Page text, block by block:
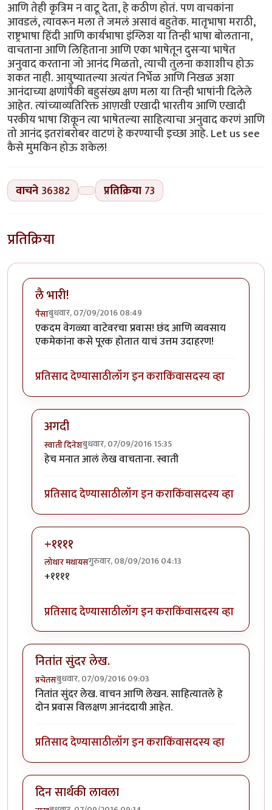
वाचने 36382 प्रतिक्रिया 73
प्रतिक्रिया
लै भारी!
पैसाबुधवार, 07/09/2016 08:49
एकदम वेगळ्या वाटेवरचा प्रवास! छंद आणि व्यवसाय
एकमेकांना कसे पूरक होतात याचं उत्तम उदाहरण!
प्रतिसाद देण्यासाठीलॉग इन कराकिंवासदस्य व्हा
अगदी
स्वाती दिनेशबुधवार, 07/09/2016 15:35
In reply toलै भारी!byपैसा
हेच मनात आलं लेख वाचताना. स्वाती
प्रतिसाद देण्यासाठीलॉग इन कराकिंवासदस्य व्हा
+११११
लोथार मथायसगुरुवार, 08/09/2016 04:13
In reply to
+११११
प्रतिसाद देण्यासाठीलॉग इन कराकिंवासदस्य व्हा
नितांत सुंदर लेख.
प्रचेतसबुधवार, 07/09/2016 09:03
नितांत सुंदर लेख. वाचन आणि लेखन. साहित्यातले हे
दोन प्रवास विलक्षण आनंददायी आहेत.
प्रतिसाद देण्यासाठीलॉग इन कराकिंवासदस्य व्हा
दिन सार्थकी लावला